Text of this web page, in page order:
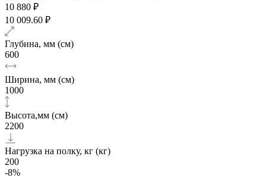
10 880 ₽
10 009.60 ₽
Глубина, мм (см)
600
Ширина, мм (см)
1000
Высота,мм (см)
2200
Нагрузка на полку, кг (кг)
200
-8%